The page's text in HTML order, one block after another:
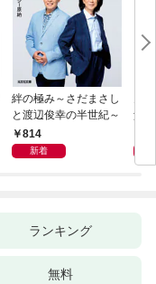
絆の極み～さだまさし
と渡辺俊幸の半世紀～
814
新着
父
ランキング
無料